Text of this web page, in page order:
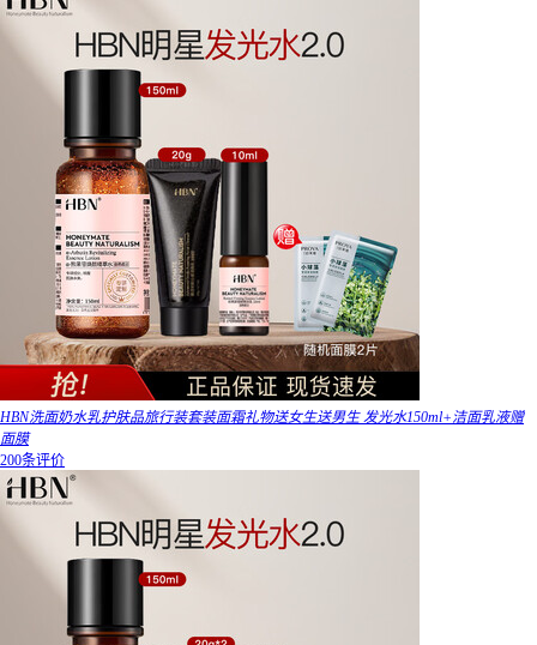
HBN洗面奶水乳护肤品旅行装套装面霜礼物送女生送男生 发光水150ml+洁面乳液赠
面膜
200条评价